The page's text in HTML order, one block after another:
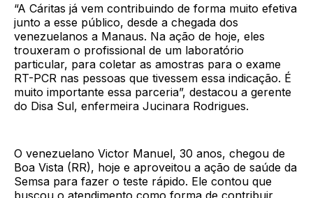
“A Cáritas já vem contribuindo de forma muito efetiva
junto a esse público, desde a chegada dos
venezuelanos a Manaus. Na ação de hoje, eles
trouxeram o profissional de um laboratório
particular, para coletar as amostras para o exame
RT-PCR nas pessoas que tivessem essa indicação. É
muito importante essa parceria”, destacou a gerente
do Disa Sul, enfermeira Jucinara Rodrigues.
O venezuelano Victor Manuel, 30 anos, chegou de
Boa Vista (RR), hoje e aproveitou a ação de saúde da
Semsa para fazer o teste rápido. Ele contou que
buscou o atendimento como forma de contribuir